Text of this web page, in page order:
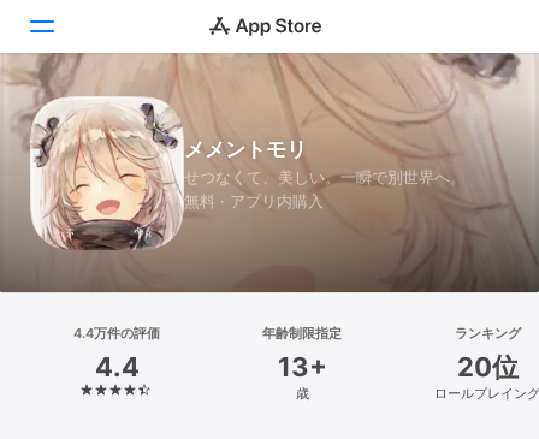
Today
ゲーム
アプリ
検索
プラットフォーム
iPhone
メメントモリ
せつなくて、美しい。一瞬で別世界へ。
無料 · アプリ内購入
4.4万件の評価
4.4
年齢制限指定
13+
歳
ランキング
20位
ロールプレイング